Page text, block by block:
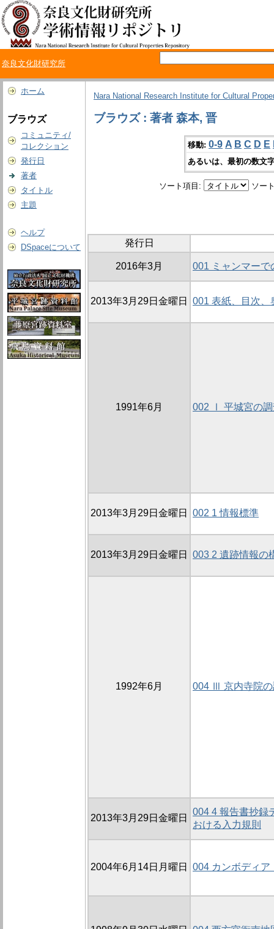
奈良文化財研究所
ホーム
ブラウズ
コミュニティ/
コレクション
発行日
著者
タイトル
主題
ヘルプ
DSpaceについて
Nara National Research Institute for Cultural
ブラウズ : 著者 森本, 晋
移動: 0-9 A B C D E
あるいは、最初の数文
ソート項目: ソー
発行日
2016年3月 001 ミャンマーで
2013年3月29日金曜日 001 表紙、目次、
1991年6月 002 Ⅰ 平城宮の
2013年3月29日金曜日 002 1 情報標準
2013年3月29日金曜日 003 2 遺跡情報の
1992年6月 004 Ⅲ 京内寺院の
2013年3月29日金曜日
004 4 報告書抄録
おける入力規則
2004年6月14日月曜日 004 カンボディア